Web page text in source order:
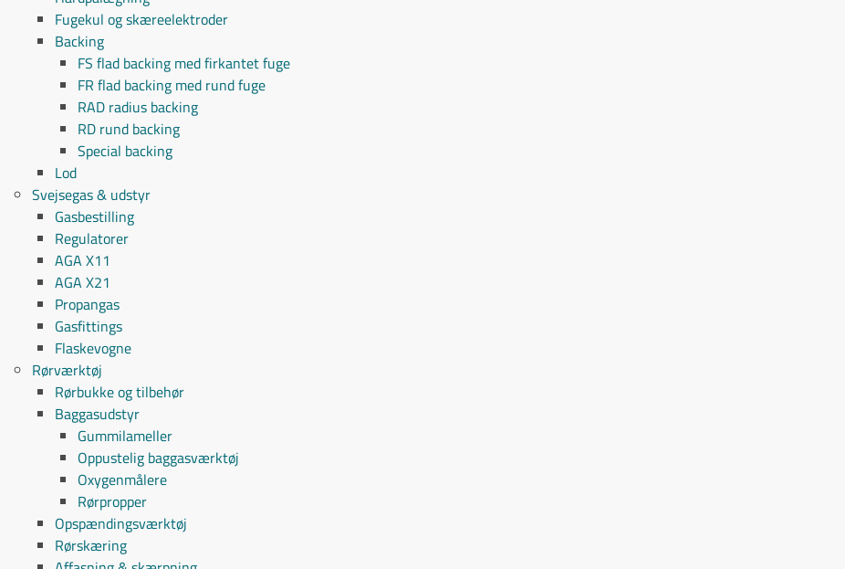
Fugekul og skæreelektroder
Backing
FS flad backing med firkantet fuge
FR flad backing med rund fuge
RAD radius backing
RD rund backing
Special backing
Lod
Svejsegas & udstyr
Gasbestilling
Regulatorer
AGA X11
AGA X21
Propangas
Gasfittings
Flaskevogne
Rørværktøj
Rørbukke og tilbehør
Baggasudstyr
Gummilameller
Oppustelig baggasværktøj
Oxygenmålere
Rørpropper
Opspændingsværktøj
Rørskæring